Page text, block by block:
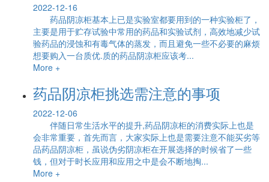
2022-12-16
药品阴凉柜基本上已是实验室都要用到的一种实验柜了，
主要是用于贮存试验中常用的药品和实验试剂，高效地减少试
验药品的浸蚀和有毒气体的蒸发，而且避免一些不必要的麻烦
想要购入一台质优.质的药品阴凉柜应该考...
More +
药品阴凉柜挑选需注意的事项
2022-12-06
伴随日常生活水平的提升,药品阴凉柜的消费实际上也是
会非常重要，首先而言，大家实际上也是需要注意不能买劣等
品药品阴凉柜，虽说伪劣阴凉柜在开展选择的时候省了一些
钱，但对于时长应用和应用之中是会不断地掏...
More +